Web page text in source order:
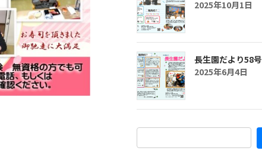
2025年10月1日
長生園だより58号
2025年6月4日